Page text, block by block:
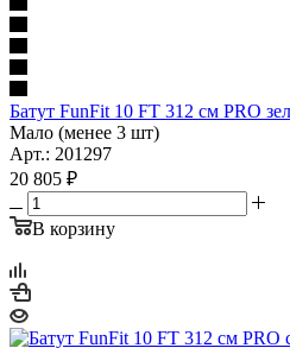
Батут FunFit 10 FT 312 см PRO
Мало (менее 3 шт)
Арт.: 201297
20 805 ₽
В корзину